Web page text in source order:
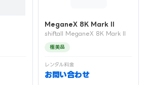
MeganeX 8K Mark II
shiftall MeganeX 8K Mark II
極美品
レンタル料金
お問い合わせ